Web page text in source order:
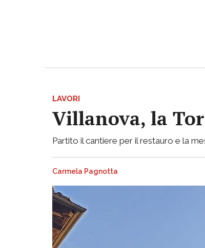
LAVORI
Villanova, la
Partito il cantiere per il restauro e la
Carmela Pagnotta